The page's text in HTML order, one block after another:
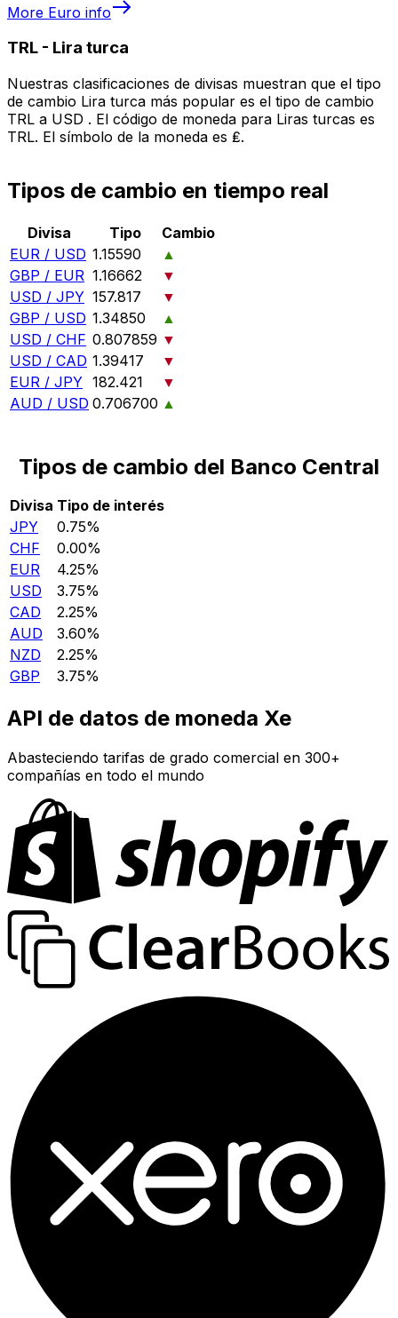
More Euro info
TRL - Lira turca
Nuestras clasificaciones de divisas muestran que el tipo
de cambio Lira turca más popular es el tipo de cambio
TRL a USD . El código de moneda para Liras turcas es
TRL. El símbolo de la moneda es ₤.
Tipos de cambio en tiempo real
Divisa Tipo
Cambio
EUR / USD 1.15590
▲
GBP / EUR 1.16662
▼
USD / JPY 157.817
▼
GBP / USD 1.34850
▲
USD / CHF 0.807859 ▼
USD / CAD 1.39417
▼
EUR / JPY 182.421
▼
AUD / USD 0.706700 ▲
Tipos de cambio del Banco Central
Divisa Tipo de interés
JPY
0.75%
CHF
0.00%
EUR
4.25%
USD
3.75%
CAD
2.25%
AUD
3.60%
NZD
2.25%
GBP
3.75%
API de datos de moneda Xe
Abasteciendo tarifas de grado comercial en 300+
compañías en todo el mundo